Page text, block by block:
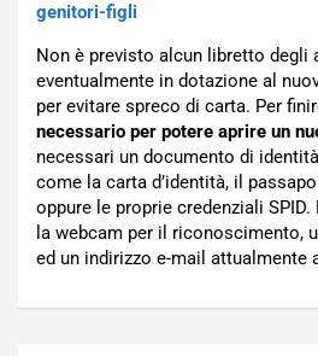
genitori-figli
Non è previsto alcun libretto degli
eventualmente in dotazione al
per evitare spreco di carta. Per
necessario per potere aprire un
necessari un documento di
come la carta d’identità, il
oppure le proprie credenziali
la webcam per il riconoscimento,
ed un indirizzo e-mail attualmente